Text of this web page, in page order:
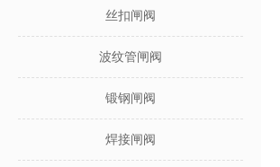
丝扣闸阀
波纹管闸阀
锻钢闸阀
焊接闸阀